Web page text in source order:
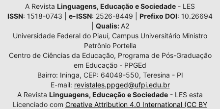
A Revista Linguagens, Educação e Sociedade - LES
ISSN: 1518-0743 | e-ISSN: 2526-8449 | Prefixo DOI: 10.26694
Qualis: A2
Universidade Federal do Piauí, Campus Universitário Ministro
Petrônio Portella
Centro de Ciências da Educação, Programa de Pós-Graduação
em Educação - PPGEd
Bairro: Ininga, CEP: 64049-550, Teresina - PI
E-mail: revistales.ppged@ufpi.edu.br
A Revista Linguagens, Educação e Sociedade - LES esta
Licenciado com Creative Attribution 4.0 International (CC BY